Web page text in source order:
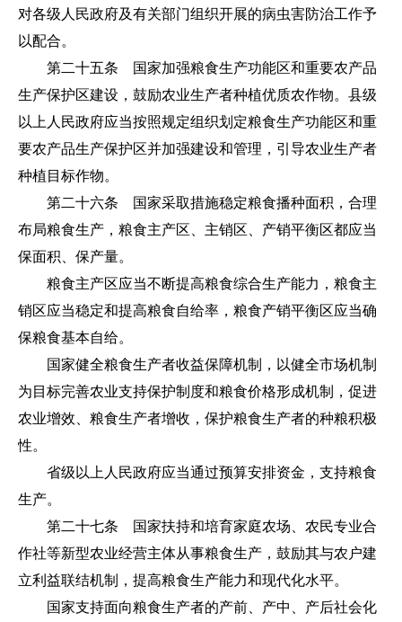
对各级人民政府及有关部门组织开展的病虫害防治工作予
以配合。
第二十五条 国家加强粮食生产功能区和重要农产品
生产保护区建设，鼓励农业生产者种植优质农作物。县级
以上人民政府应当按照规定组织划定粮食生产功能区和重
要农产品生产保护区并加强建设和管理，引导农业生产者
种植目标作物。
第二十六条 国家采取措施稳定粮食播种面积，合理
布局粮食生产，粮食主产区、主销区、产销平衡区都应当
保面积、保产量。
粮食主产区应当不断提高粮食综合生产能力，粮食主
销区应当稳定和提高粮食自给率，粮食产销平衡区应当确
保粮食基本自给。
国家健全粮食生产者收益保障机制，以健全市场机制
为目标完善农业支持保护制度和粮食价格形成机制，促进
农业增效、粮食生产者增收，保护粮食生产者的种粮积极
性。
省级以上人民政府应当通过预算安排资金，支持粮食
生产。
第二十七条 国家扶持和培育家庭农场、农民专业合
作社等新型农业经营主体从事粮食生产，鼓励其与农户建
立利益联结机制，提高粮食生产能力和现代化水平。
国家支持面向粮食生产者的产前、产中、产后社会化